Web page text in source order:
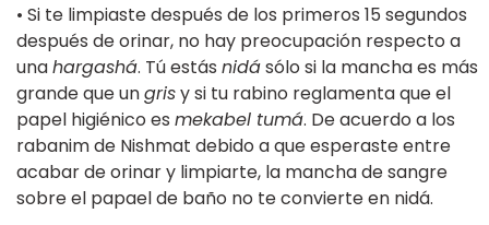
• Si te limpiaste después de los primeros 15 segundos
después de orinar, no hay preocupación respecto a
unahargashá. Tú estás nidásólo si la mancha es más
grande que ungrisy si tu rabino reglamenta que el
papel higiénico es mekabel tumá. De acuerdo a los
rabanim de Nishmat debido a que esperaste entre
acabar de orinar y limpiarte, la mancha de sangre
sobre el papael de baño no te convierte en nidá.